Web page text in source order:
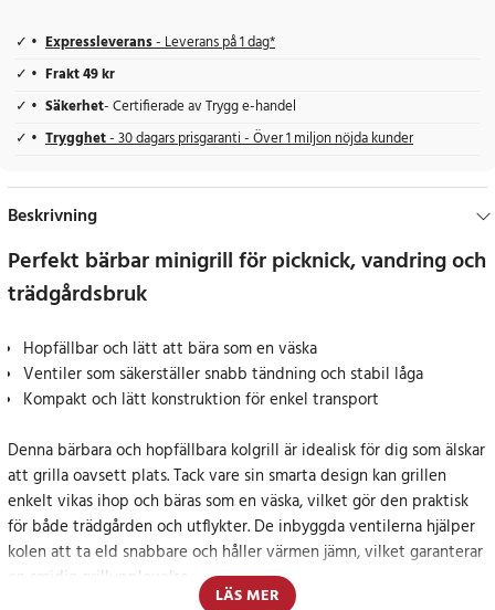
Expressleverans- Leverans på 1 dag*
Frakt 49 kr
Säkerhet- Certifierade av Trygg e-handel
Trygghet- 30 dagars prisgaranti - Över 1 miljon nöjda kunder
Beskrivning
Perfekt bärbar minigrill för picknick, vandring och
trädgårdsbruk
Hopfällbar och lätt att bära som en väska
Ventiler som säkerställer snabb tändning och stabil låga
Kompakt och lätt konstruktion för enkel transport
Denna bärbara och hopfällbara kolgrill är idealisk för dig som älskar
att grilla oavsett plats. Tack vare sin smarta design kan grillen
enkelt vikas ihop och bäras som en väska, vilket gör den praktisk
för både trädgården och utflykter. De inbyggda ventilerna hjälper
kolen att ta eld snabbare och håller värmen jämn, vilket garanterar
en smidig grillupplevelse.
LÄS MER